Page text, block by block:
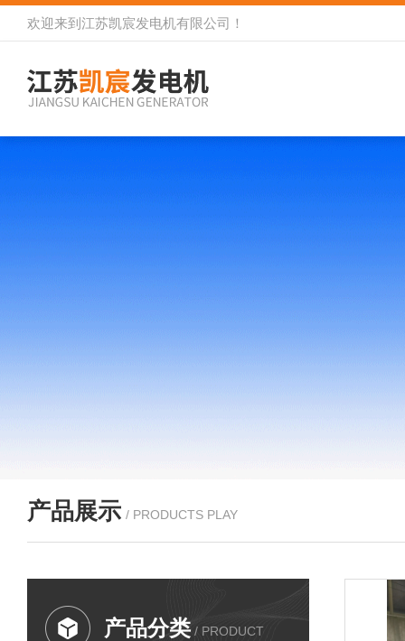
欢迎来到 江苏凯宸发电机有限公司 ！
产品展示 / PRODUCTS PLAY
产品分类 / PRODUCT